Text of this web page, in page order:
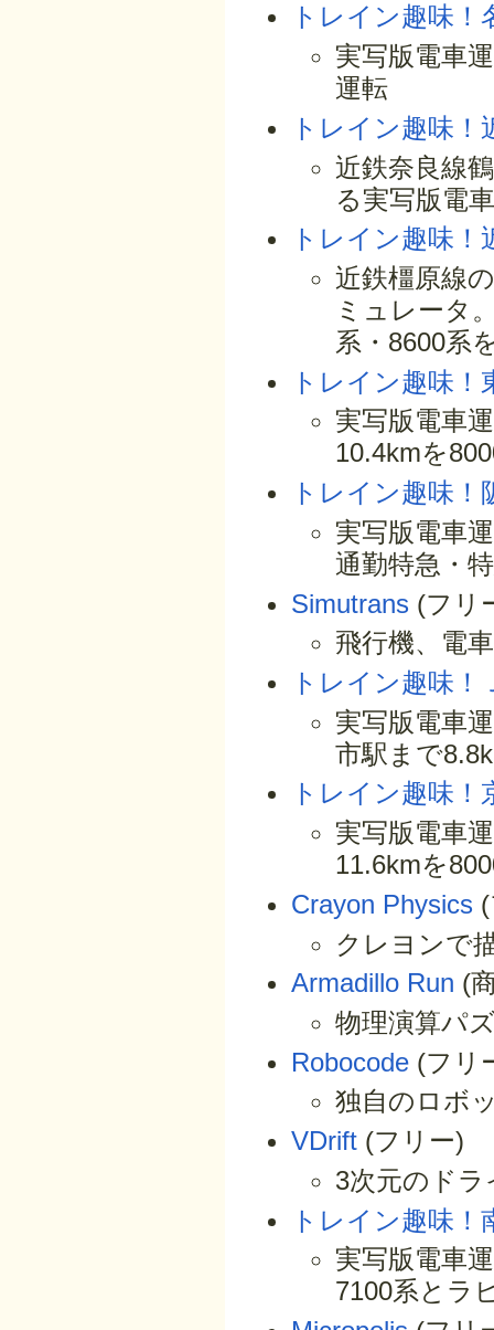
トレイン趣味！
実写版電車
運転
トレイン趣味！
近鉄奈良線
る実写版電
トレイン趣味！
近鉄橿原線
ミュレータ
系・8600系
トレイン趣味！
実写版電車
10.4kmを
トレイン趣味！
実写版電車
通勤特急・
Simutrans (フリ
飛行機、電
トレイン趣味！
実写版電車
市駅まで
トレイン趣味！
実写版電車
11.6kmを
Crayon Physics
クレヨンで
Armadillo Run (
物理演算パ
Robocode (フリ
独自のロボ
VDrift (フリー)
3次元のド
トレイン趣味！
実写版電車
7100系とラ